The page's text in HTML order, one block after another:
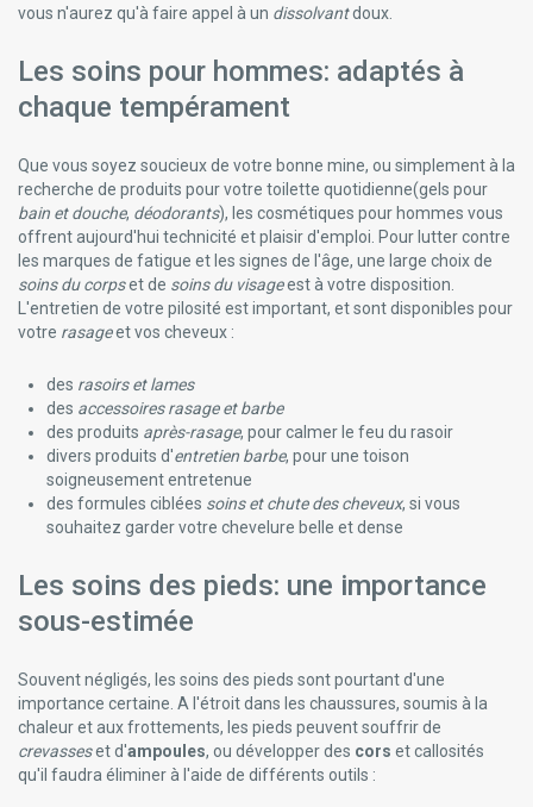
vous n'aurez qu'à faire appel à un dissolvantdoux.
Les soins pour hommes: adaptés à
chaque tempérament
Que vous soyez soucieux de votre bonne mine, ou simplement à la
recherche de produits pour votre toilette quotidienne(gels pour
bain et douche, déodorants), les cosmétiques pour hommes vous
offrent aujourd'hui technicité et plaisir d'emploi. Pour lutter contre
les marques de fatigue et les signes de l'âge, une large choix de
soins du corpset de soins du visageest à votre disposition.
L'entretien de votre pilosité est important, et sont disponibles pour
votre rasageet vos cheveux :
des rasoirs et lames
des accessoires rasage et barbe
des produits après-rasage, pour calmer le feu du rasoir
divers produits d'entretien barbe, pour une toison
soigneusement entretenue
des formules ciblées soins et chute des cheveux, si vous
souhaitez garder votre chevelure belle et dense
Les soins des pieds: une importance
sous-estimée
Souvent négligés, les soins des pieds sont pourtant d'une
importance certaine. A l'étroit dans les chaussures, soumis à la
chaleur et aux frottements, les pieds peuvent souffrir de
crevasseset d'ampoules, ou développer des cors et callosités
qu'il faudra éliminer à l'aide de différents outils :